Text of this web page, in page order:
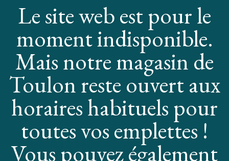
Le site web est pour le
moment indisponible.
Mais notre magasin de
Toulon reste ouvert aux
horaires habituels pour
toutes vos emplettes !
Vous pouvez également